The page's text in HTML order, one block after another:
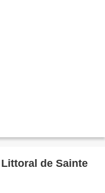
de Sainte